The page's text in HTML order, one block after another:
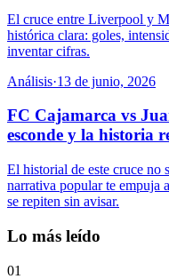
El cruce entre Liverpool y
histórica clara: goles,
inventar cifras.
Análisis·13 de junio, 2026
FC Cajamarca vs
esconde y la historia
El historial de este cruce no
narrativa popular te empuja
se repiten sin avisar.
Lo más leído
01